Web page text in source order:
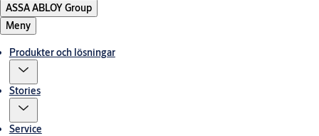
ASSA ABLOY Group
Meny
Produkter och lösningar
Stories
Service